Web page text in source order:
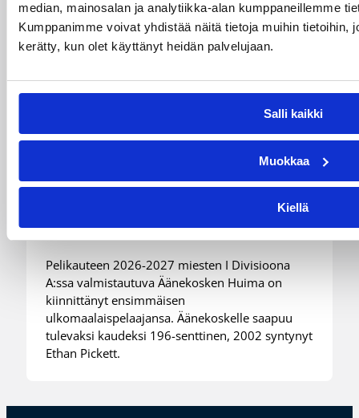
median, mainosalan ja analytiikka-alan kumppaneillemme
Kumppanimme voivat yhdistää näitä tietoja muihin tietoihin,
kerätty, kun olet käyttänyt heidän palvelujaan.
Salli kaikki
Muokkaa
Kiellä
Ethan Pickett vahvistaa
Huimaa
Pelikauteen 2026-2027 miesten I Divisioona
A:ssa valmistautuva Äänekosken Huima on
kiinnittänyt ensimmäisen
ulkomaalaispelaajansa. Äänekoskelle saapuu
tulevaksi kaudeksi 196-senttinen, 2002 syntynyt
Ethan Pickett.